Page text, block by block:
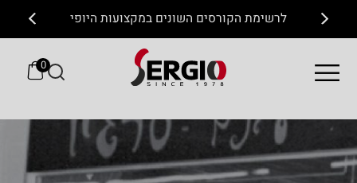
לרשימת הקורסים השונים במקצועות היופי
0